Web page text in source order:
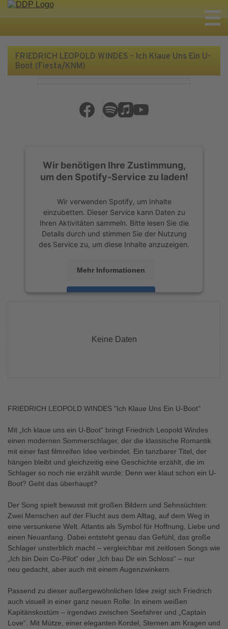
FRIEDRICH LEOPOLD WINDES - Ich Klaue Uns Ein U-
Boot (Fiesta/KNM)
Wir benötigen Ihre Zustimmung,
um den Spotify-Service zu laden!
Wir verwenden Spotify, um Inhalte
einzubetten. Dieser Service kann Daten zu
Ihren Aktivitäten sammeln. Bitte lesen Sie die
Details durch und stimmen Sie der Nutzung
des Service zu, um diese Inhalte anzuzeigen.
Mehr Informationen
Akzeptieren
Keine Daten
FRIEDRICH LEOPOLD WINDES "Ich Klaue Uns Ein U-Boot"
Mit „Ich klaue uns ein U-Boot“ bringt Friedrich Leopold Windes
einen modernen Sommerschlager, der die klassische Romantik
mit einer fast filmreifen Idee verbindet. Ein tanzbarer Titel, der
hängen bleibt und gleichzeitig eine Geschichte erzählt, die im
Schlager so noch nie erzählt wurde: Denn wer klaut schon ein U-
Boot? Geht das überhaupt?
Der Song spielt bewusst mit großen Bildern und Sehnsüchten:
Zwei Menschen auf der Flucht aus dem Alltag, auf dem Weg in
eine versunkene Welt. Atlantis als Symbol für Hoffnung, Liebe und
einen Neuanfang. Dabei entsteht genau das Gefühl, das große
Schlager unsterblich macht – vergleichbar mit zeitlosen Songs wie
„Ich bin Dein Co-Pilot“ oder „Ich bau Dir ein Schloss“ – nur
neu gedacht, aber auch mit einem Augenzwinkern.
Passend zu dieser außergewöhnlichen Idee zeigt sich Friedrich
auch visuell in einer ganz neuen Rolle: In einem weißen
Kapitänskostüm – irgendwo zwischen Seefahrer und „Captain
Love“. Mit Mütze, einer eleganten Kordel, Sternen am Kragen und